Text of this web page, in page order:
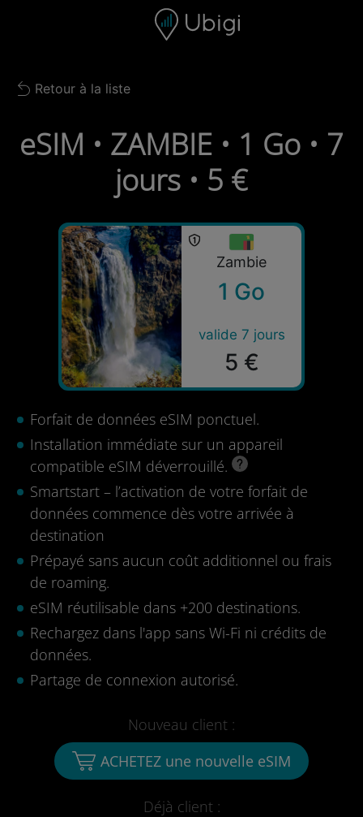
Barre de navigation Bas de page
Back to list
Retour à la liste
eSIM • ZAMBIE • 1 Go • 7
jours • 5 €
Zambie
1 Go
valide 7 jours
5 €
Forfait de données eSIM ponctuel.
Installation immédiate sur un appareil
compatible eSIM déverrouillé.
Smartstart – l’activation de votre forfait de
données commence dès votre arrivée à
destination
Prépayé sans aucun coût additionnel ou frais
de roaming.
eSIM réutilisable dans +200 destinations.
Rechargez dans l'app sans Wi-Fi ni crédits de
données.
Partage de connexion autorisé.
Déjà client :
Nouveau client :
ACHETEZ une nouvelle eSIM